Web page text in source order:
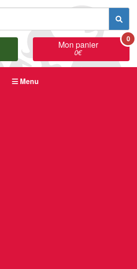
Mon panier
0€
0
Menu